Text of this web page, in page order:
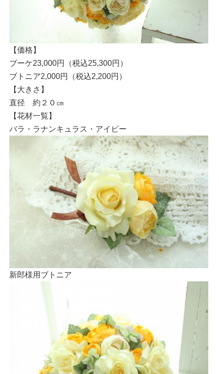
【価格】
ブーケ23,000円（税込25,300円）
ブトニア2,000円（税込2,200円）
【大きさ】
直径 約２０㎝
【花材一覧】
バラ・ラナンキュラス・アイビー
新郎様用ブトニア